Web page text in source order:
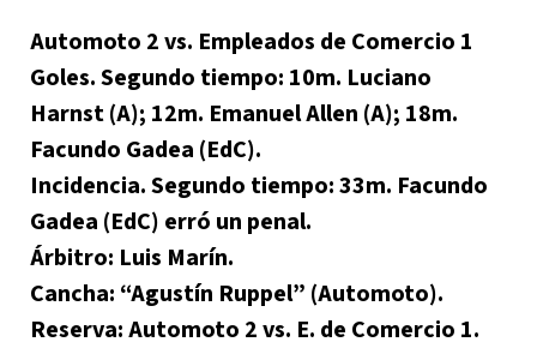
Automoto 2 vs. Empleados de Comercio 1
Goles. Segundo tiempo: 10m. Luciano
Harnst (A); 12m. Emanuel Allen (A); 18m.
Facundo Gadea (EdC).
Incidencia. Segundo tiempo: 33m. Facundo
Gadea (EdC) erró un penal.
Árbitro: Luis Marín.
Cancha: “Agustín Ruppel” (Automoto).
Reserva: Automoto 2 vs. E. de Comercio 1.